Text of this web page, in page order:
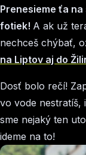
Prenesieme ťa
fotiek! A ak už
nechceš chýbať,
na Liptov aj do
Dosť bolo rečí!
vo vode nestratíš,
sme nejaký ten
ideme na to!